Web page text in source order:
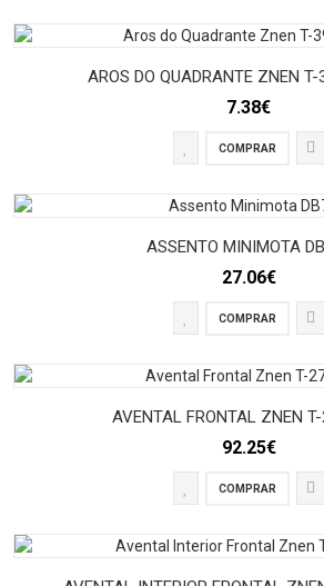
AROS DO QUADRANTE ZNEN T-
7.38€
COMPRAR
ASSENTO MINIMOTA
27.06€
COMPRAR
AVENTAL FRONTAL ZNEN
92.25€
COMPRAR